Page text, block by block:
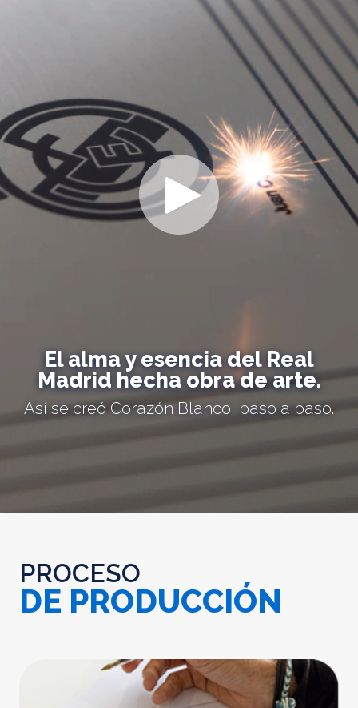
El alma y esencia del Real
Madrid hecha obra de arte.
Así se creó Corazón Blanco, paso a paso.
PROCESO
DE PRODUCCIÓN